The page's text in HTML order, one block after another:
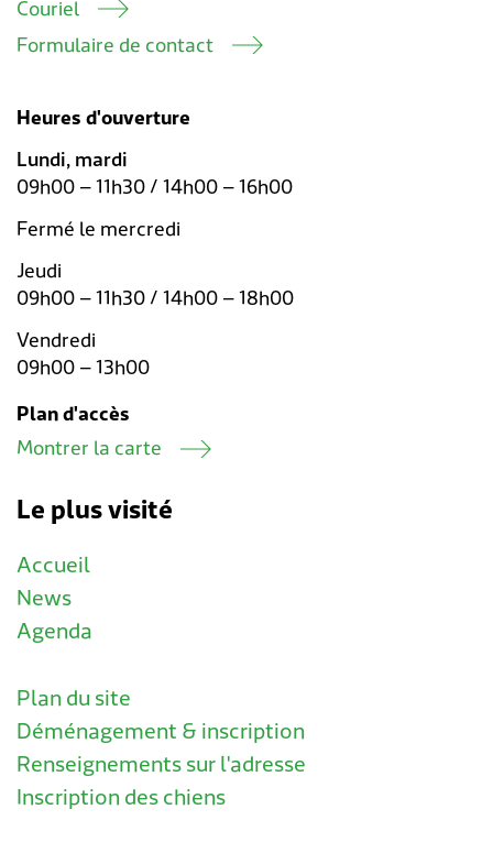
Couriel
Formulaire de contact
Heures d'ouverture
Lundi, mardi
09h00 – 11h30 / 14h00 – 16h00
Fermé le mercredi
Jeudi
09h00 – 11h30 / 14h00 – 18h00
Vendredi
09h00 – 13h00
Plan d'accès
Montrer la carte
Le plus visité
Accueil
News
Agenda
Plan du site
Déménagement & inscription
Renseignements sur l'adresse
Inscription des chiens